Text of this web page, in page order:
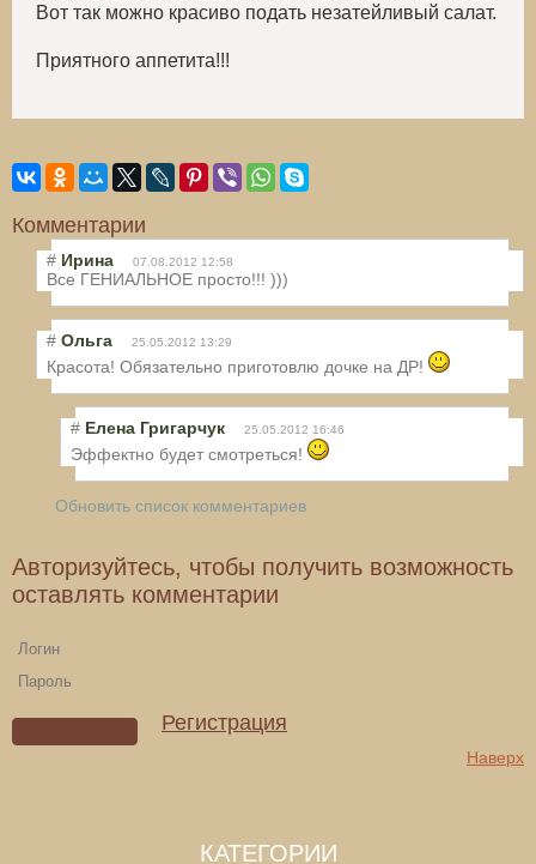
Вот так можно красиво подать незатейливый салат.
Приятного аппетита!!!
Комментарии
# Ирина 07.08.2012 12:58
Все ГЕНИАЛЬНОЕ просто!!! )))
# Ольга 25.05.2012 13:29
Красота! Обязательно приготовлю дочке на ДР!
# Елена Григарчук 25.05.2012 16:46
Эффектно будет смотреться!
Обновить список комментариев
Авторизуйтесь, чтобы получить возможность
оставлять комментарии
Регистрация
Наверх
КАТЕГОРИИ